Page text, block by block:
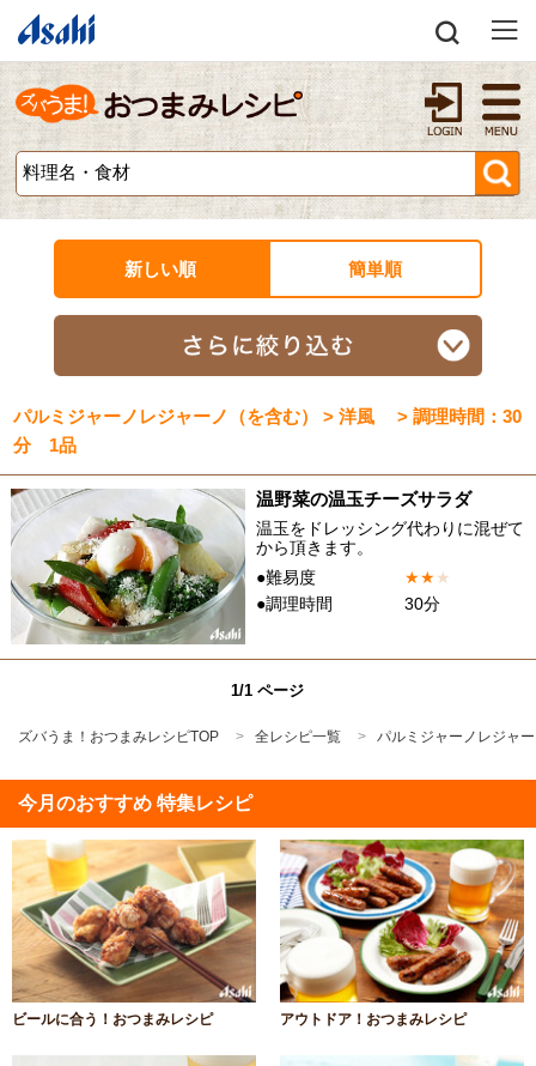
新しい順 簡単順
パルミジャーノレジャーノ（を含む） > 洋風 > 調理時間：30
分 1品
温野菜の温玉チーズサラダ
温玉をドレッシング代わりに混ぜて
から頂きます。
●難易度
★★★
●調理時間
30分
1/1 ページ
ズバうま！おつまみレシピTOP 全レシピ一覧 パルミジャーノレジャ
今月のおすすめ 特集レシピ
ビールに合う！おつまみレシピ アウトドア！おつまみレシピ